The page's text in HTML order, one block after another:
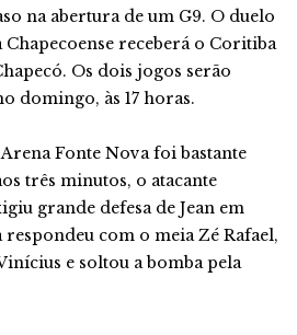
na abertura de um G9. O duelo
receberá o Coritiba
Os dois jogos serão
domingo, às 17 horas.
Fonte Nova foi bastante
três minutos, o atacante
grande defesa de Jean em
respondeu com o meia Zé Rafael,
e soltou a bomba pela